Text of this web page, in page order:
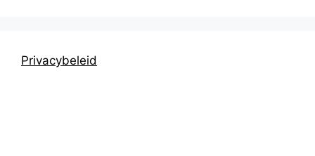
Privacybeleid